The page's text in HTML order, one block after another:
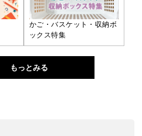
かご・バスケット・収納ボ
ックス特集
もっとみる